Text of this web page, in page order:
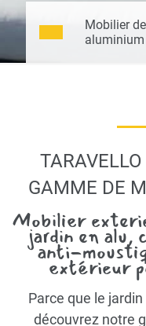
Mobilier
aluminium
GAMME DE
Mobilier
jardin en alu,
anti-
extérieur
Parce que le
découvrez notre